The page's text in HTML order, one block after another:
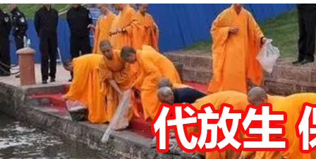
红星新闻记者 郑直 实习生 陈思贝雅
/uploads/",@me) /}